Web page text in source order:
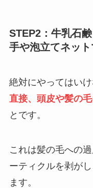
STEP2：牛乳石
手や泡立てネッ
絶対にやってはいけ
直接、頭皮や髪の
とです。
これは髪の毛への
ーティクルを剥が
ます。